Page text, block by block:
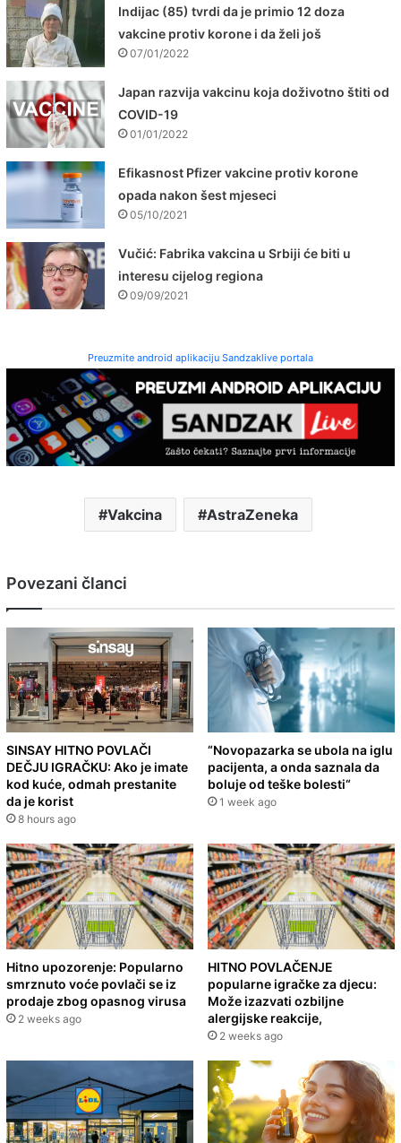
Indijac (85) tvrdi da je primio 12 doza
vakcine protiv korone i da želi još
07/01/2022
Japan razvija vakcinu koja doživotno štiti od
COVID-19
01/01/2022
Efikasnost Pfizer vakcine protiv korone
opada nakon šest mjeseci
05/10/2021
Vučić: Fabrika vakcina u Srbiji će biti u
interesu cijelog regiona
09/09/2021
Preuzmite android aplikaciju Sandzaklive portala
Vakcina AstraZeneka
Povezani članci
SINSAY HITNO POVLAČI
DEČJU IGRAČKU: Ako je imate
kod kuće, odmah prestanite
da je korist
8 hours ago
“Novopazarka se ubola na iglu
pacijenta, a onda saznala da
boluje od teške bolesti“
1 week ago
Hitno upozorenje: Popularno
smrznuto voće povlači se iz
prodaje zbog opasnog virusa
2 weeks ago
HITNO POVLAČENJE
popularne igračke za djecu:
Može izazvati ozbiljne
alergijske reakcije,
2 weeks ago